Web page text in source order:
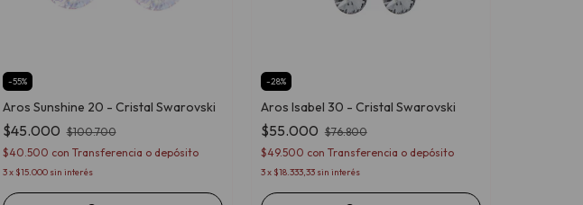
-55%
Aros Sunshine 20 - Cristal Swarovski
$45.000 $100.700
$40.500 con Transferencia o depósito
3x $15.000 sin interés
-28%
Aros Isabel 30 - Cristal Swarovski
$55.000 $76.800
$49.500 con Transferencia o depósito
3x $18.333,33 sin interés